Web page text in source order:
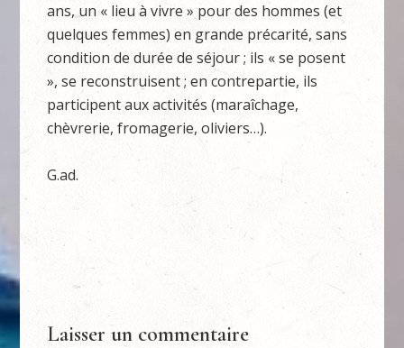
ans, un « lieu à vivre » pour des hommes (et
quelques femmes) en grande précarité, sans
condition de durée de séjour ; ils « se posent
», se reconstruisent ; en contrepartie, ils
participent aux activités (maraîchage,
chèvrerie, fromagerie, oliviers…).
G.ad.
Laisser un commentaire